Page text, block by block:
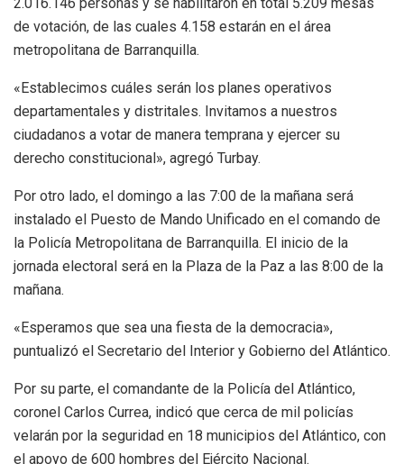
de votación, de las cuales 4.158 estarán en el área
metropolitana de Barranquilla.
«Establecimos cuáles serán los planes operativos
departamentales y distritales. Invitamos a nuestros
ciudadanos a votar de manera temprana y ejercer su
derecho constitucional», agregó Turbay.
Por otro lado, el domingo a las 7:00 de la mañana será
instalado el Puesto de Mando Unificado en el comando de
la Policía Metropolitana de Barranquilla. El inicio de la
jornada electoral será en la Plaza de la Paz a las 8:00 de la
mañana.
«Esperamos que sea una fiesta de la democracia»,
puntualizó el Secretario del Interior y Gobierno del Atlántico.
Por su parte, el comandante de la Policía del Atlántico,
coronel Carlos Currea, indicó que cerca de mil policías
velarán por la seguridad en 18 municipios del Atlántico, con
el apoyo de 600 hombres del Ejército Nacional.